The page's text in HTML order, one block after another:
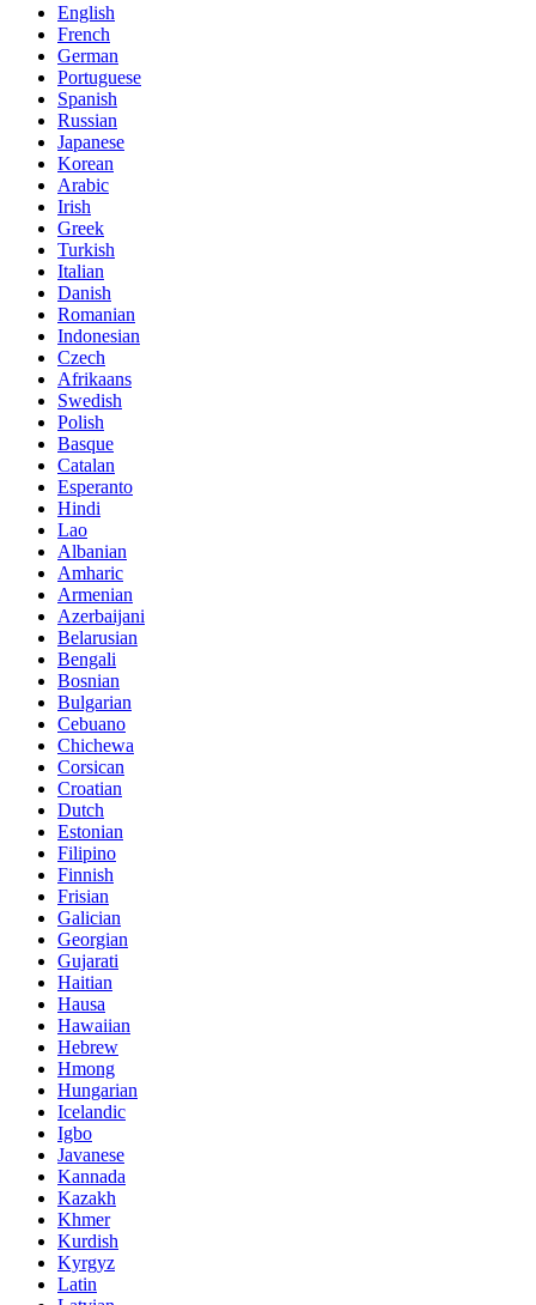
English
French
German
Portuguese
Spanish
Russian
Japanese
Korean
Arabic
Irish
Greek
Turkish
Italian
Danish
Romanian
Indonesian
Czech
Afrikaans
Swedish
Polish
Basque
Catalan
Esperanto
Hindi
Lao
Albanian
Amharic
Armenian
Azerbaijani
Belarusian
Bengali
Bosnian
Bulgarian
Cebuano
Chichewa
Corsican
Croatian
Dutch
Estonian
Filipino
Finnish
Frisian
Galician
Georgian
Gujarati
Haitian
Hausa
Hawaiian
Hebrew
Hmong
Hungarian
Icelandic
Igbo
Javanese
Kannada
Kazakh
Khmer
Kurdish
Kyrgyz
Latin